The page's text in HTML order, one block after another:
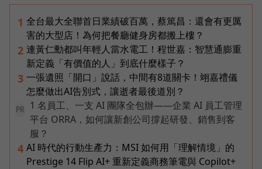
1 全台最大全聯首日業績破百萬，蔡篤昌：還會有更厲
害的大型店！為何把餐廳健身房都搬上樓？
2 連黃仁勳都叫年輕人當水電工！程世嘉：智慧通膨重
新定義「有價值的人」到底什麼樣子？
3 一張遺照「開口」說話，中間有8道關卡！翊嘉禮儀
怎麼做出AI告別式，讓逝者最後道別？
PR
1 名員工、一支 AI 團隊全包辦——企業 AI 員工管理
平台 ORRA，如何讓新創公司撐起研發、銷售到客
服？
4 AI 時代的行動生產力：MSI 如何用「理解情境」的
Prestige 14 Flip AI+ 重新定義商務筆電與 Copilot+